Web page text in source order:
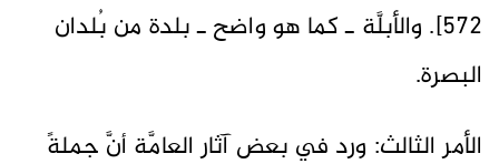
٥٧٢]. والأبلَّة ـ كما هو واضح ـ بلدة من بُلدان
البصرة.
الأمر الثالث: ورد في بعض آثار العامَّة أنَّ جملةً